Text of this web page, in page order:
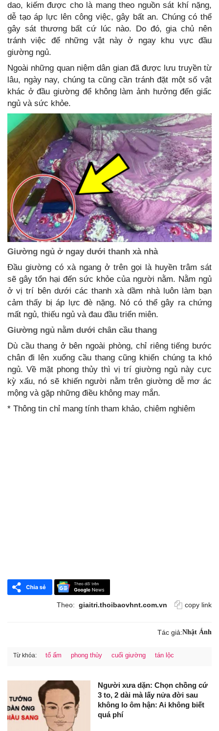
dao, kiếm được cho là mang theo nguồn sát khí nặng,
dễ tạo áp lực lên công việc, gây bất an. Chúng có thể
gây sát thương bất cứ lúc nào. Do đó, gia chủ nên
tránh việc để những vật này ở ngay khu vực đầu
giường ngủ.
Ngoài những quan niệm dân gian đã được lưu truyền từ
lâu, ngày nay, chúng ta cũng cần tránh đặt một số vật
khác ở đầu giường để không làm ảnh hưởng đến giấc
ngủ và sức khỏe.
Giường ngủ ở ngay dưới thanh xà nhà
Đầu giường có xà ngang ở trên gọi là huyền trâm sát
sẽ gây tổn hại đến sức khỏe của người nằm. Nằm ngủ
ở vị trí bên dưới các thanh xà dầm nhà luôn làm bạn
cảm thấy bị áp lực đè nặng. Nó có thể gây ra chứng
mất ngủ, thiếu ngủ và đau đầu triển miên.
Giường ngủ nằm dưới chân cầu thang
Dù cầu thang ở bên ngoài phòng, chỉ riêng tiếng bước
chân đi lên xuống cầu thang cũng khiến chúng ta khó
ngủ. Về mặt phong thủy thì vị trí giường ngủ này cực
kỳ xấu, nó sẽ khiến người nằm trên giường dễ mơ ác
mộng và gặp những điều không may mắn.
* Thông tin chỉ mang tính tham khảo, chiêm nghiêm
Theo: giaitri.thoibaovhnt.com.vn copy link
Tác giả:Nhật Ánh
Từ khóa: tổ ấm phong thủy cuối giường tán lộc
Người xưa dặn: Chọn chồng cứ
3 to, 2 dài mà lấy nửa đời sau
không lo ôm hận: Ai không biết
quá phí